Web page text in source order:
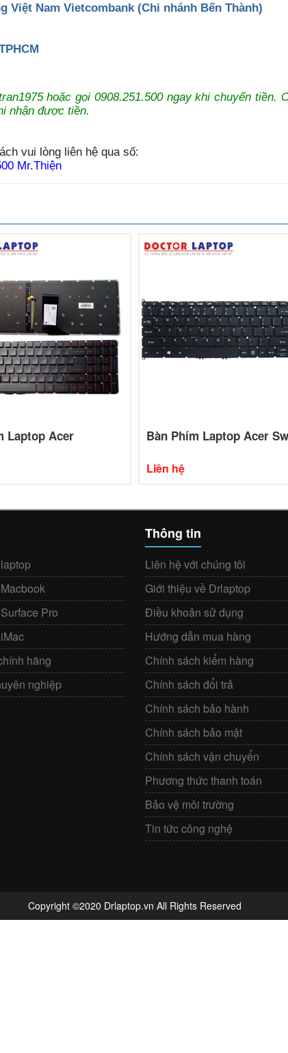
Việt Nam Vietcombank (Chi nhánh Bến Thành)
hoặc gọi 0908.251.500 ngay khi chuyển tiền.
nhận được tiền.
vui lòng liên hệ qua số:
Mr.Thiện
Laptop Acer
Bàn Phím Laptop Acer
Liên hệ
Pro
hãng
nghiệp
Thông tin
Liên hệ với chúng tôi
Giới thiệu về Drlaptop
Điều khoản sử dụng
Hướng dẫn mua hàng
Chính sách kiểm hàng
Chính sách đổi trả
Chính sách bảo hành
Chính sách bảo mật
Chính sách vận chuyển
Phương thức thanh toán
Bảo vệ môi trường
Tin tức công nghệ
Copyright ©2020 Drlaptop.vn All Rights Reserved